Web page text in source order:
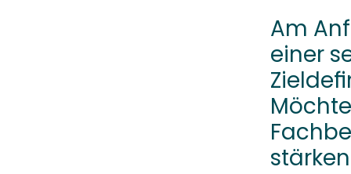
Am
einer